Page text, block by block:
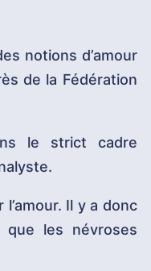
notions d’amour
de la Fédération
le strict cadre
Il y a donc
les névroses